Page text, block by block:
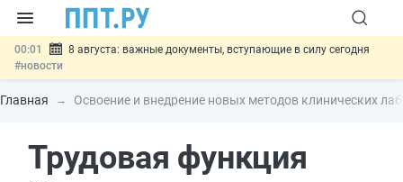
00:01
8 августа: важные документы, вступающие в силу сегодня
#новости
07.08 Подписан закон о блокировке продажи опасных товаров через
«Честный знак»#новости
07.08
Госпошлину за устранение ошибок в документах предлагают
отменить #новости
07.08
Главная Освоение и внедрение новых методов клинических
Трудовая функция